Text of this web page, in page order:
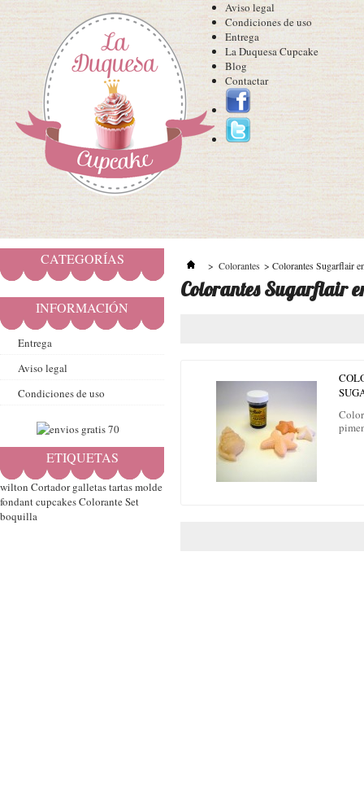
Aviso legal
Condiciones de uso
Entrega
La Duquesa Cupcake
Blog
Contactar
CATEGORÍAS
INFORMACIÓN
Entrega
Aviso legal
Condiciones de uso
ETIQUETAS
wilton Cortador galletastartasmolde
fondantcupcakesColoranteSet
boquilla
> Colorantes > Colorantes Sugarflair
Colorantes Sugarflair